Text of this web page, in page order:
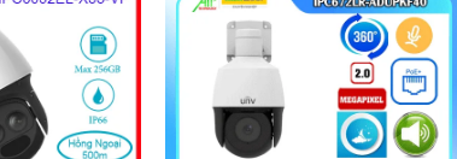
người, chụp
auto tracking
2.0MP, chống ngược sáng WDR
120db